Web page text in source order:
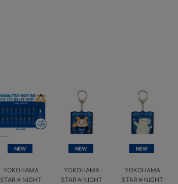
NEW
YOKOHAMA
STAR☆NIGHT
NEW
YOKOHAMA
STAR☆NIGHT
NEW
YOKOHAMA
STAR☆NIGHT